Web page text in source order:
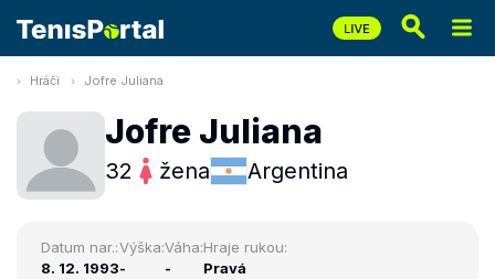
Hráči Jofre Juliana
Jofre Juliana
32 žena Argentina
Datum nar.:
8. 12. 1993
Výška:
-
Váha:
-
Hraje rukou:
Pravá